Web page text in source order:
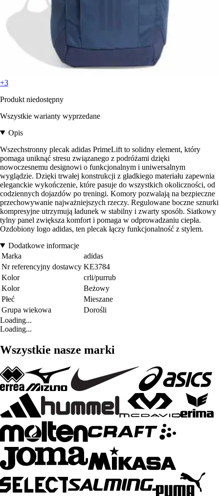
+3
Produkt niedostępny
Wszystkie warianty wyprzedane
Opis
Wszechstronny plecak adidas PrimeLift to solidny element, który
pomaga uniknąć stresu związanego z podróżami dzięki
nowoczesnemu designowi o funkcjonalnym i uniwersalnym
wyglądzie. Dzięki trwałej konstrukcji z gładkiego materiału zapewnia
eleganckie wykończenie, które pasuje do wszystkich okoliczności, od
codziennych dojazdów po treningi. Komory pozwalają na bezpieczne
przechowywanie najważniejszych rzeczy. Regulowane boczne sznurki
kompresyjne utrzymują ładunek w stabilny i zwarty sposób. Siatkowy
tylny panel zwiększa komfort i pomaga w odprowadzaniu ciepła.
Ozdobiony logo adidas, ten plecak łączy funkcjonalność z stylem.
Dodatkowe informacje
Marka
adidas
Nr referencyjny dostawcy KE3784
Kolor
crli/purrub
Kolor
Beżowy
Płeć
Mieszane
Grupa wiekowa
Dorośli
Loading...
Loading...
Wszystkie nasze marki